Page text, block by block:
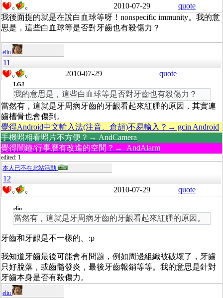
0 0 2010-07-29
quote
我後面提的就是在說白血球等呀！nonspecific immunity。我的意
思是，這些白血球等是否對牙齒也有殺傷力？
eliu
11
0 0 2010-07-29 quote
LGJ
我的意思是，這些白血球等是否對牙齒也有殺傷力？
當然有，這就是牙周病牙齒的牙齦看起來紅腫的原因，其實連
齒槽骨也會傷到。
覺得Android中文輸入法(注音、倉頡)不易輸入？→ gcin Android
手機照相看照片不方便？→ AndCamera
覺得鬧鐘/行事曆有改進的空間？→ AndAlarm
edited: 1
本人已不在此站活動
12
0 0 2010-07-29 quote
eliu
當然有，這就是牙周病牙齒的牙齦看起來紅腫的原因。
牙齒和牙齦是不一樣的。:p
我知道牙齒最後可能會有問題，例如周邊組織被破壞了，牙齒
只好脫落，或齒髓發炎，最後牙齒報銷等等。我的意思是針對
牙齒本身是否有殺傷力。
eliu